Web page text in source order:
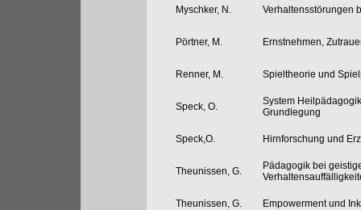
Myschker, N. Verhaltensstörungen
Pörtner, M. Ernstnehmen,
Renner, M. Spieltheorie und
Speck, O.
System
Grundlegung
Speck,O. Hirnforschung und
Theunissen, G.
Pädagogik bei
Theunissen, G. Empowerment und